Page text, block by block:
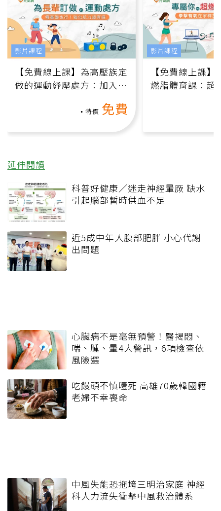
【免費線上課】為高壓族定
做的運動紓壓處方：加入行
特價 免費
影片課程
【免費線上課
燃脂體育課：超
影片課程
延伸閱讀
科普好健康／迷走神經暈厥 缺水
引起腦部暫時供血不足
近5成中年人腹部肥胖 小心代謝
出問題
心臟病不是毫無預警！醫揭悶、
喘、腫、暈4大警訊，6項檢查依
風險選
吃饅頭不慎噎死 高雄70歲韓國籍
老婦不幸喪命
中風失能恐拖垮三明治家庭 神經
科人力流失衝擊中風救治體系